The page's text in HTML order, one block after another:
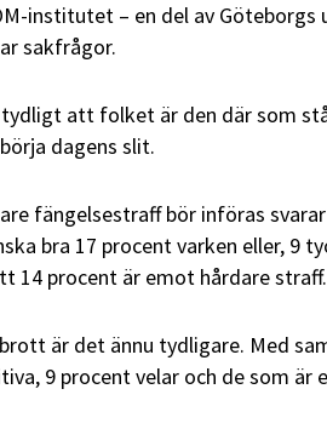
institutet – en del av Göteborgs
sakfrågor.
att folket är den där som
dagens slit.
fängelsestraff bör införas
bra 17 procent varken eller, 9
14 procent är emot hårdare straff.
är det ännu tydligare. Med
9 procent velar och de som är